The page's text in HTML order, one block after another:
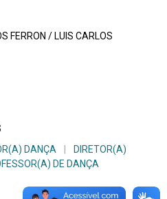
FERRON / LUIS CARLOS
DANÇA
DIRETOR(A)
DE DANÇA